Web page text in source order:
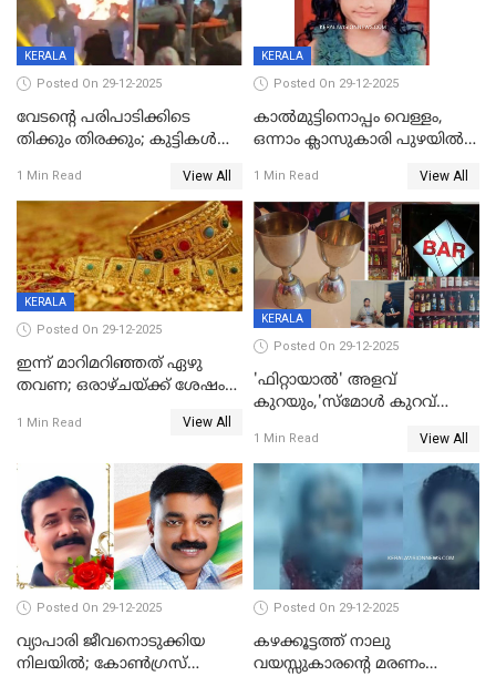
KERALA
Posted On 29-12-2025
വേടന്റെ പരിപാടിക്കിടെ
തിക്കും തിരക്കും; കുട്ടികള്‍
പരിക്ക്; പാളം മറികടന്ന
യുവാവ് ട്രെയിന്‍ തട്ടി മരിച്ചു
1 Min Read View All
KERALA
Posted On 29-12-2025
കാൽമുട്ടിനൊപ്പം വെള്ളം,
ഒന്നാം ക്ലാസുകാരി പുഴയിൽ
കുട്ടികൾക്കൊപ്പം
കളിക്കുന്നതിനിടെ
1 Min Read View All
KERALA
Posted On 29-12-2025
ഇന്ന് മാറിമറിഞ്ഞത് ഏഴു
തവണ; ഒരാഴ്ചയ്ക്ക് ശേഷം
1 Min Read View All
KERALA
Posted On 29-12-2025
'ഫിറ്റായാൽ' അളവ്
കുറയും,'സ്‌മോൾ കുറവ്
പിഴ
1 Min Read View All
Posted On 29-12-2025
വ്യാപാരി ജീവനൊടുക്കിയ
നിലയില്‍; കോണ്‍ഗ്രസ്
Posted On 29-12-2025
കഴക്കൂട്ടത്ത് നാലു
വയസ്സുകാരന്റെ മരണം